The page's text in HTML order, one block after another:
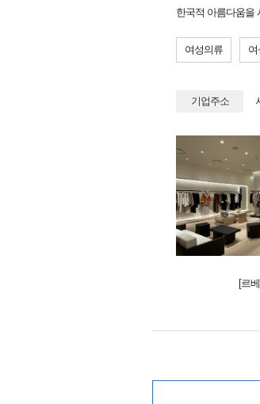
한국적 아름다움을
여성의류
기업주소
[르